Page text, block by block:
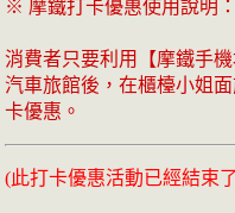
※ 摩鐵打卡優惠使用說明
消費者只要利用【摩鐵手
汽車旅館後，在櫃檯小姐
卡優惠。
(此打卡優惠活動已經結束